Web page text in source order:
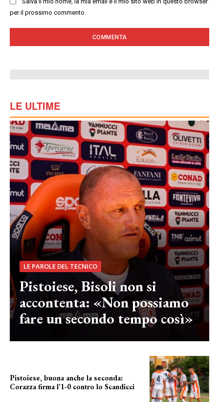
per il prossimo commento.
LE ULTIME
LE PAROLE DEL TECNICO
Pistoiese, Bisoli non si
accontenta: «Non possiamo
fare un secondo tempo così»
Pistoiese, buona anche la seconda:
Corazza firma l’1-0 contro lo Scandicci